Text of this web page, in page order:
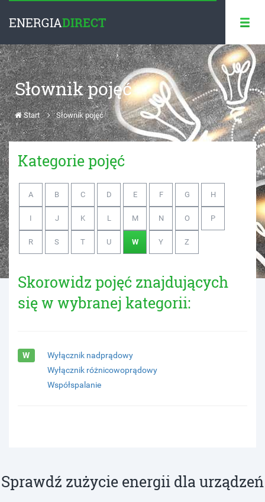
ENERGIADIRECT
Słownik pojęć
Start Słownik pojęć
Kategorie pojęć
A B C D E F G H
I J K L M N O P
R S T U W Y Z
Skorowidz pojęć znajdujących
się w wybranej kategorii:
W
Wyłącznik nadprądowy
Wyłącznik różnicowoprądowy
Współspalanie
Sprawdź zużycie energii dla urządzeń